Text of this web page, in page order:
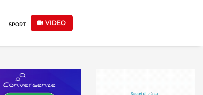
SPORT VIDEO